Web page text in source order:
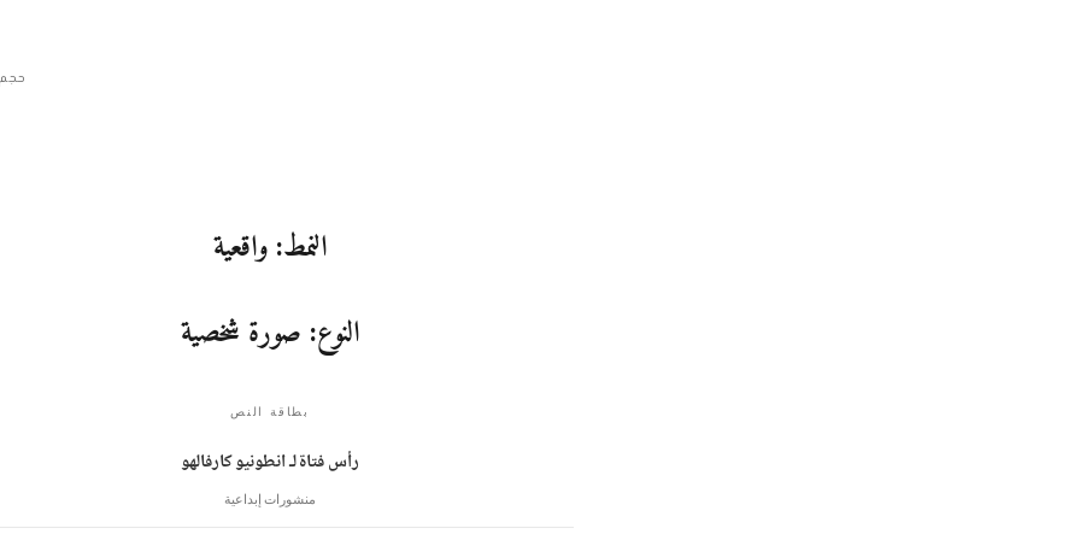
النمط: واقعية
النوع: صورة شخصية
بطاقة النص
رأس فتاة لـ انطونيو كارفالهو
منشورات إبداعية